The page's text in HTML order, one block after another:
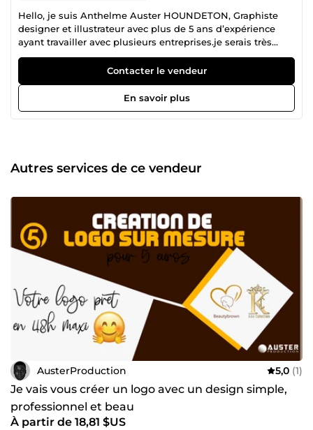
Hello, je suis Anthelme Auster HOUNDETON, Graphiste
designer et illustrateur avec plus de 5 ans d’expérience
ayant travailler avec plusieurs entreprises.je serais très
ravie de vous offrir mes services. Alors à tout de suite pour
de une probable collaboration !!!
Contacter le vendeur
En savoir plus
Autres services de ce vendeur
AusterProduction 5,0 (1)
Je vais vous créer un logo avec un design simple,
professionnel et beau
À partir de 18,81 $US